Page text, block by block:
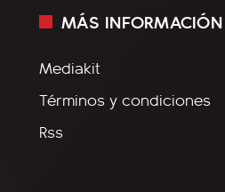
MÁS INFORMACIÓN
Mediakit
Términos y condiciones
Rss